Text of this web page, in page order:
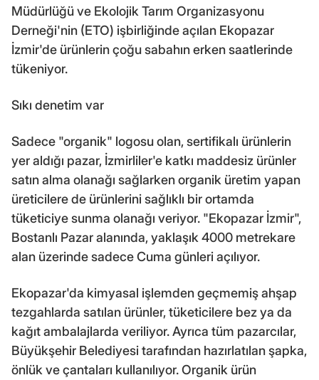
Müdürlüğü ve Ekolojik Tarım Organizasyonu
Derneği'nin (ETO) işbirliğinde açılan Ekopazar
İzmir'de ürünlerin çoğu sabahın erken saatlerinde
tükeniyor.
Sıkı denetim var
Sadece "organik" logosu olan, sertifikalı ürünlerin
yer aldığı pazar, İzmirliler'e katkı maddesiz ürünler
satın alma olanağı sağlarken organik üretim yapan
üreticilere de ürünlerini sağlıklı bir ortamda
tüketiciye sunma olanağı veriyor. "Ekopazar İzmir",
Bostanlı Pazar alanında, yaklaşık 4000 metrekare
alan üzerinde sadece Cuma günleri açılıyor.
Ekopazar'da kimyasal işlemden geçmemiş ahşap
tezgahlarda satılan ürünler, tüketicilere bez ya da
kağıt ambalajlarda veriliyor. Ayrıca tüm pazarcılar,
Büyükşehir Belediyesi tarafından hazırlatılan şapka,
önlük ve çantaları kullanılıyor. Organik ürün